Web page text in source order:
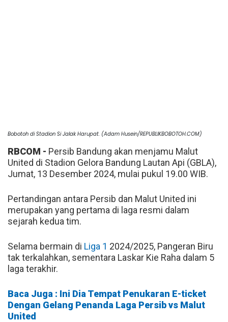
Bobotoh di Stadion Si Jalak Harupat. (Adam Husein/REPUBLIKBOBOTOH.COM)
RBCOM - Persib Bandung akan menjamu Malut
United di Stadion Gelora Bandung Lautan Api (GBLA),
Jumat, 13 Desember 2024, mulai pukul 19.00 WIB.
Pertandingan antara Persib dan Malut United ini
merupakan yang pertama di laga resmi dalam
sejarah kedua tim.
Selama bermain di Liga 1 2024/2025, Pangeran Biru
tak terkalahkan, sementara Laskar Kie Raha dalam 5
laga terakhir.
Baca Juga : Ini Dia Tempat Penukaran E-ticket
Dengan Gelang Penanda Laga Persib vs Malut
United